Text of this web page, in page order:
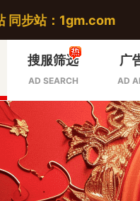
同步站：1gm.com
搜服筛选
AD SEARCH
广
AD